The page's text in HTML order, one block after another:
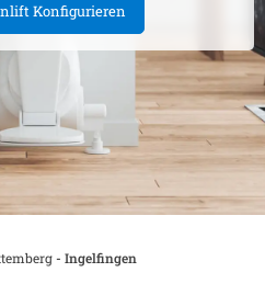
Konfigurieren
- Ingelfingen